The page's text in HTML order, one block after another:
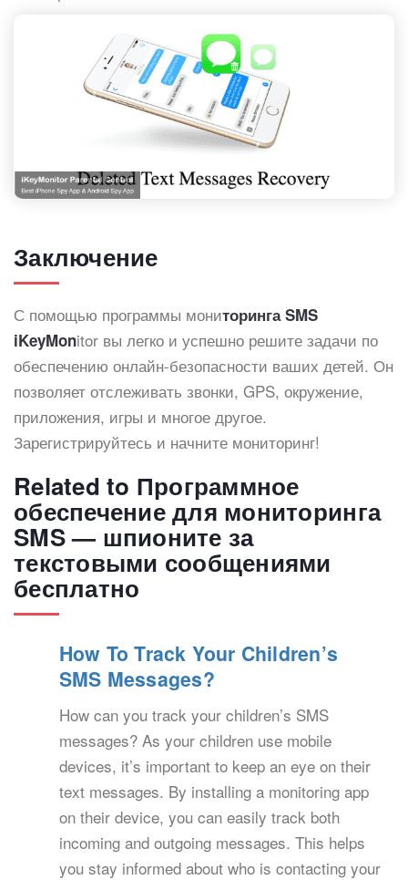
Заключение
С помощью программы мониторинга SMS
iKeyMonitor вы легко и успешно решите задачи по
обеспечению онлайн-безопасности ваших детей. Он
позволяет отслеживать звонки, GPS, окружение,
приложения, игры и многое другое.
Зарегистрируйтесь и начните мониторинг!
Related to Программное
обеспечение для мониторинга
SMS — шпионите за
текстовыми сообщениями
бесплатно
How To Track Your Children’s
SMS Messages?
How can you track your children’s SMS
messages? As your children use mobile
devices, it’s important to keep an eye on their
text messages. By installing a monitoring app
on their device, you can easily track both
incoming and outgoing messages. This helps
you stay informed about who is contacting your